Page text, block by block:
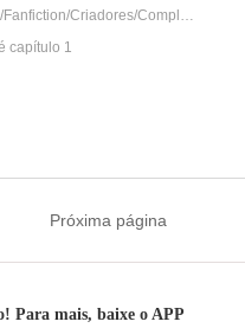
Ação/História/Fanfiction/Criadores/Completo
capítulo 1
Próxima página
Para mais, baixe o APP